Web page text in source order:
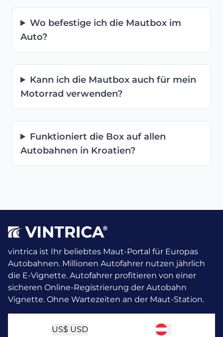
Wo befestige ich die Mautbox im
Auto?
Kann ich die Mautbox auch für mein
Motorrad verwenden?
Funktioniert die Box auf allen
Autobahnen in Kroatien?
vintrica ist Ihr beliebtes Maut-Portal für Europas
Autobahnen. Millionen Autofahrer nutzen jährlich
die E-Vignette. Autofahrer profitieren von einer
sicheren Online-Registrierung der Autobahn
Vignette. Ohne Wartezeiten an der Maut-Station.
US$ USD